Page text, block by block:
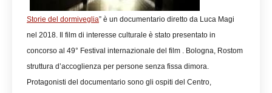
Storie del dormiveglia” è un documentario diretto da Luca Magi
nel 2018. Il film di interesse culturale è stato presentato in
concorso al 49° Festival internazionale del film . Bologna, Rostom
struttura d’accoglienza per persone senza fissa dimora.
Protagonisti del documentario sono gli ospiti del Centro,